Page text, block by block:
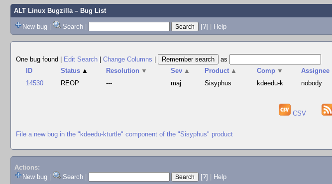
ALT Linux Bugzilla– Bug List
New bug | Search | [?] | Help
One bug found
Edit Search Change Columns
as
ID
Status ▲ Resolution ▼ Sev ▲ Product ▲ Comp ▼ Assignee
14530
REOP --- maj Sisyphus kdeedu-k nobody
CSV
File a new bug in the "kdeedu-kturtle" component of the "Sisyphus" product
Actions:
New bug
Search [?] Help